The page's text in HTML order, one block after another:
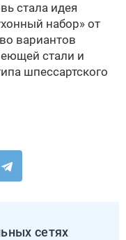
стала идея
набор» от
вариантов
стали и
шпессартского
сетях